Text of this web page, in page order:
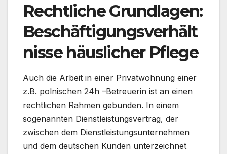
Rechtliche Grundlagen:
Beschäftigungsverhält
nisse häuslicher Pflege
Auch die Arbeit in einer Privatwohnung einer
z.B. polnischen 24h –Betreuerin ist an einen
rechtlichen Rahmen gebunden. In einem
sogenannten Dienstleistungsvertrag, der
zwischen dem Dienstleistungsunternehmen
und dem deutschen Kunden unterzeichnet